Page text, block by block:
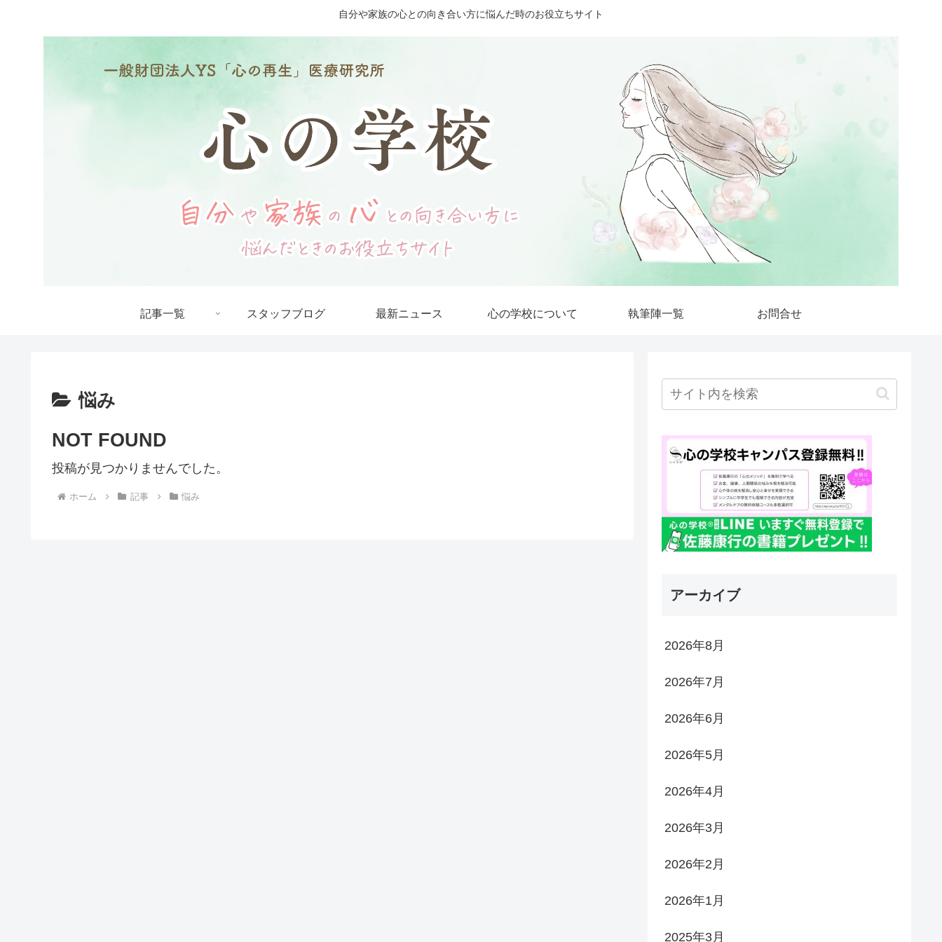
自分や家族の心との向き合い方に悩んだ時のお役立ちサイト
記事一覧 スタッフブログ 最新ニュース 心の学校について 執筆陣一覧 お問合せ
悩み
NOT FOUND
投稿が見つかりませんでした。
ホーム 記事 悩み
アーカイブ
2026年8月
2026年7月
2026年6月
2026年5月
2026年4月
2026年3月
2026年2月
2026年1月
2025年3月